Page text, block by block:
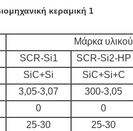
Μάρκα υλικού
SCR-Si1
SCR-Si2-HP
SiC+Si SiC+Si+C
3,05-3,07 300-3,05
0 0
25-30 25-30